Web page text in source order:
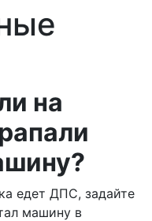
на
едет ДПС, задайте
машину в